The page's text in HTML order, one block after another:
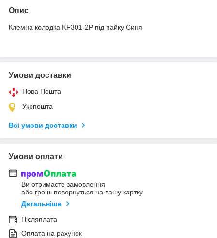
Опис
Клемна колодка KF301-2P під пайку Синя
Умови доставки
Нова Пошта
Укрпошта
Всі умови доставки
Умови оплати
Ви отримаєте замовлення
або гроші повернуться на вашу картку
Детальніше
Післяплата
Оплата на рахунок